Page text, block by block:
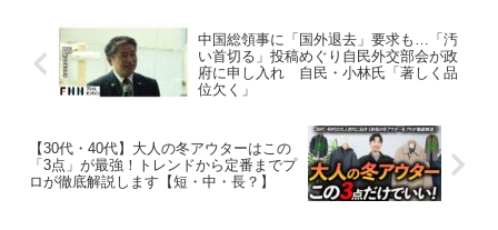
中国総領事に「国外退去」要求も…「汚
い首切る」投稿めぐり自民外交部会が政
府に申し入れ 自民・小林氏「著しく品
位欠く」
【30代・40代】大人の冬アウターはこの
「3点」が最強！トレンドから定番までプ
ロが徹底解説します【短・中・長？】